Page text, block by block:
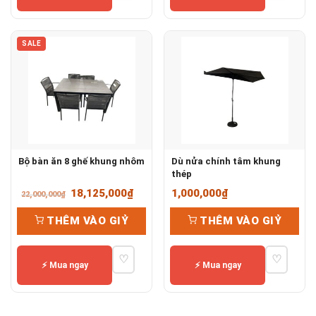
SALE
Bộ bàn ăn 8 ghế khung nhôm
22,000,000₫
Giá
gốc
là:
22,000,000₫.
18,125,000₫Giá
hiện
18,125,000₫.
THÊM VÀO GIỶ
⚡ Mua ngay ♡
Dù nửa chính tâm khung
thép
1,000,000₫
THÊM VÀO GIỶ
⚡ Mua ngay ♡